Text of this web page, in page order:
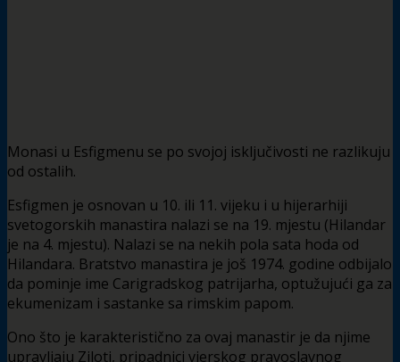
Monasi u Esfigmenu se po svojoj isključivosti ne razlikuju
od ostalih.
Esfigmen je osnovan u 10. ili 11. vijeku i u hijerarhiji
svetogorskih manastira nalazi se na 19. mjestu (Hilandar
je na 4. mjestu). Nalazi se na nekih pola sata hoda od
Hilandara. Bratstvo manastira je još 1974. godine odbijalo
da pominje ime Carigradskog patrijarha, optužujući ga za
ekumenizam i sastanke sa rimskim papom.
Ono što je karakteristično za ovaj manastir je da njime
upravljaju Ziloti, pripadnici vjerskog pravoslavnog